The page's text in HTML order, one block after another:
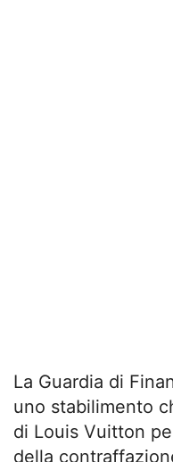
La Guardia di
uno stabilimento
di Louis Vuitton
della